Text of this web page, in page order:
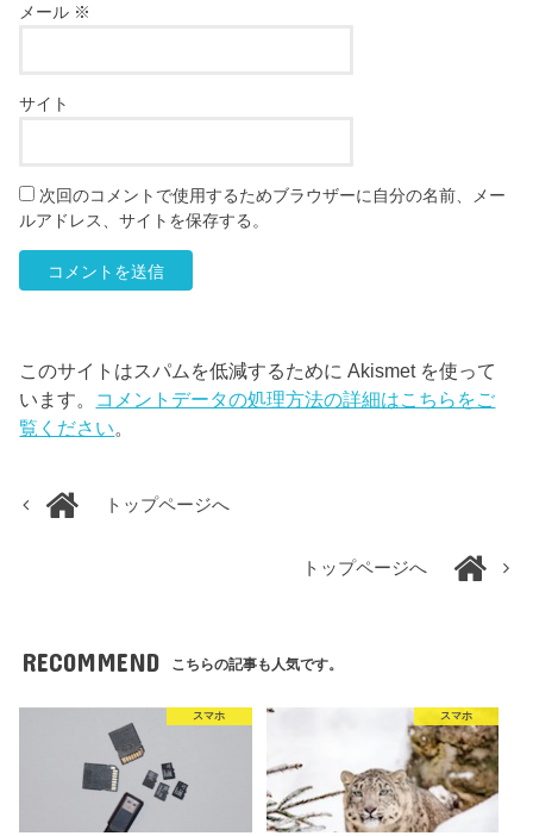
メール ※
サイト
次回のコメントで使用するためブラウザーに自分の名前、メー
ルアドレス、サイトを保存する。
このサイトはスパムを低減するために Akismet を使って
います。 コメントデータの処理方法の詳細はこちらをご
覧ください。
トップページへ
トップページへ
RECOMMEND こちらの記事も人気です。
スマホ スマホ